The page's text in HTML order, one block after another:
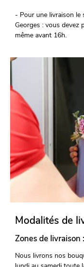
- Pour une livraison
Georges : vous devez
même avant 16h.
Modalités de
Zones de livraison :
Nous livrons nos